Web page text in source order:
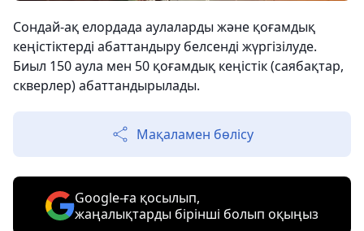
Сондай-ақ елордада аулаларды және қоғамдық
кеңістіктерді абаттандыру белсенді жүргізілуде.
Биыл 150 аула мен 50 қоғамдық кеңістік (саябақтар,
скверлер) абаттандырылады.
Мақаламен бөлісу
Google-ға қосылып,
жаңалықтарды бірінші болып оқыңыз